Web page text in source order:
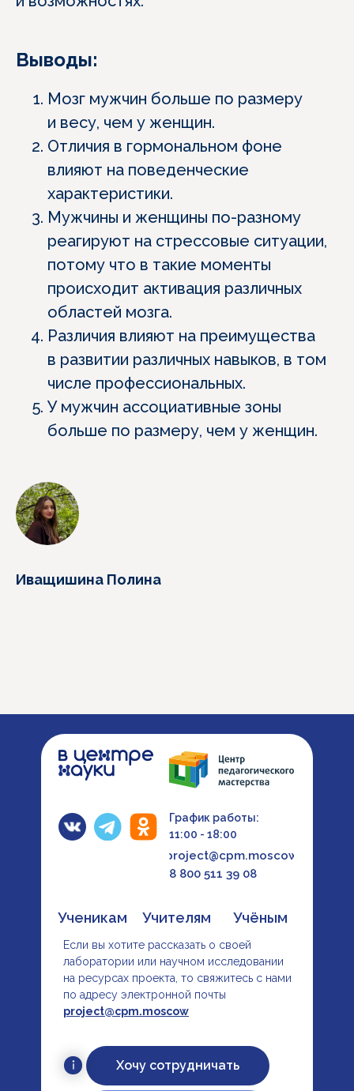
Выводы:
Мозг мужчин больше по размеру
и весу, чем у женщин.
Отличия в гормональном фоне
влияют на поведенческие
характеристики.
Мужчины и женщины по-разному
реагируют на стрессовые ситуации,
потому что в такие моменты
происходит активация различных
областей мозга.
Различия влияют на преимущества
в развитии различных навыков, в том
числе профессиональных.
У мужчин ассоциативные зоны
больше по размеру, чем у женщин.
Иващишина Полина
Если вы хотите рассказать о своей
лаборатории или научном исследовании
на ресурсах проекта, то свяжитесь с нами
по адресу электронной почты
project@cpm.moscow
project@cpm.moscow
Ученикам Учителям Учёным
8 800 511 39 08
Хочу сотрудничать
График работы:
11:00 - 18:00